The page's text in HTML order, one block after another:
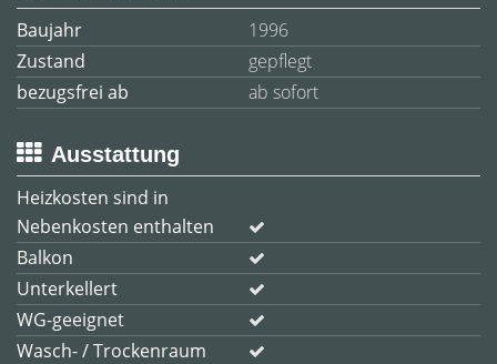
Baujahr
1996
Zustand
gepflegt
bezugsfrei ab
ab sofort
Ausstattung
Heizkosten sind in
Nebenkosten enthalten
Balkon
Unterkellert
WG-geeignet
Wasch- / Trockenraum